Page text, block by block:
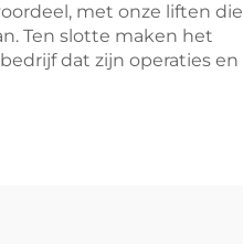
met onze liften die
Ten slotte maken het
dat zijn operaties en